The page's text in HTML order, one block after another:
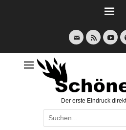
E-
Mail
Feed
Der erste Eindruck
Suche
nach: